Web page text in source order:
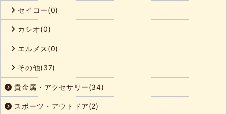
セイコー(0)
カシオ(0)
エルメス(0)
その他(37)
貴金属・アクセサリー(34)
スポーツ・アウトドア(2)